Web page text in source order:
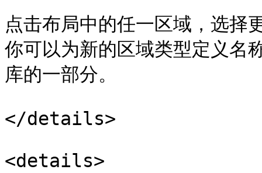
点击布局中的任一区域，选
你可以为新的区域类型定义名
库的一部分。
</details>
<details>